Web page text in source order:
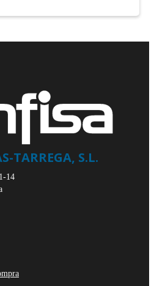
TARREGA, S.L.
14